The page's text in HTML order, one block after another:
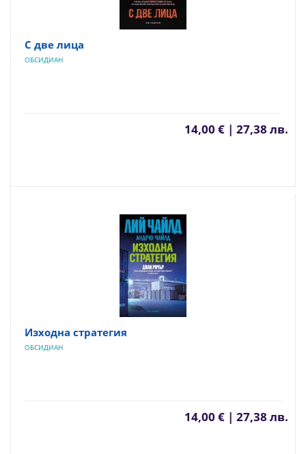
С две лица
ОБСИДИАН
14,00 € | 27,38 лв.
Изходна стратегия
ОБСИДИАН
14,00 € | 27,38 лв.